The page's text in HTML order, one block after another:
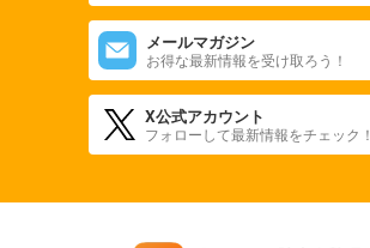
メールマガジン
お得な最新情報を受け取ろう！
X公式アカウント
フォローして最新情報をチェック！